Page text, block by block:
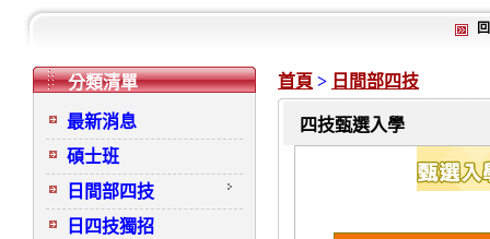
分類清單
最新消息
碩士班
日間部四技
日四技獨招
首頁 > 日間部四技
四技甄選入學